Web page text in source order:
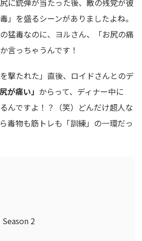
に銃弾が当たった後、敵の残党が彼
」を盛るシーンがありましたよね。
猛毒なのに、ヨルさん、「お尻の痛
言っちゃうんです！
撃たれた」直後、ロイドさんとのデ
が痛い」 からって、ディナー中に
んですよ！？（笑）どんだけ超人な
毒物も筋トレも「訓練」の一環だっ
Season 2